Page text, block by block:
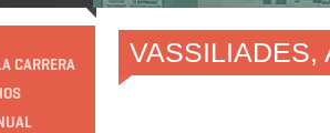
CARRERA
VASSILIADES,